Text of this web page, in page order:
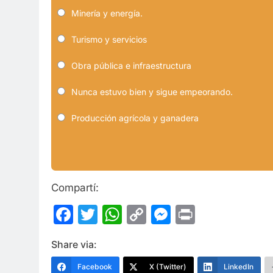
Minería y energía.
Turismo y servicios
Obra pública e infraestructura
Nunca estuvo bien y sigue empeorando.
Producción agrícola y ganadera
Compartí:
Facebook
Twitter
WhatsApp
CopyMessenger
Share via:
Facebook X (Twitter) LinkedIn